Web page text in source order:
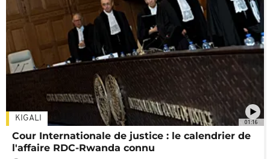
01:16
KIGALI
Cour Internationale de justice : le calendrier de
l'affaire RDC-Rwanda connu